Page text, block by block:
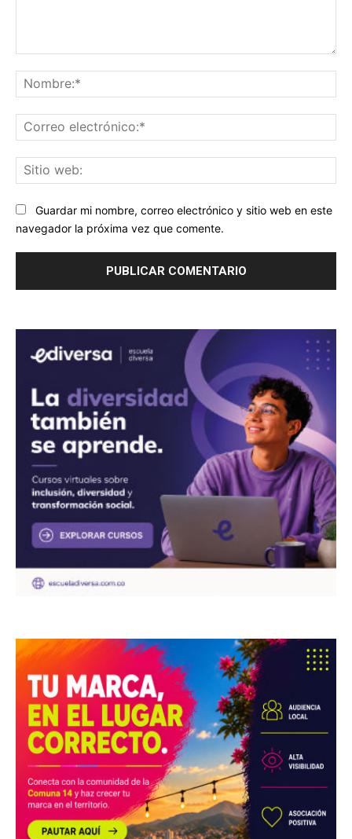
Guardar mi nombre, correo electrónico y sitio web en este
navegador la próxima vez que comente.